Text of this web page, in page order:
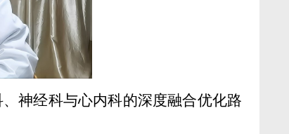
神经科与心内科的深度融合优化路